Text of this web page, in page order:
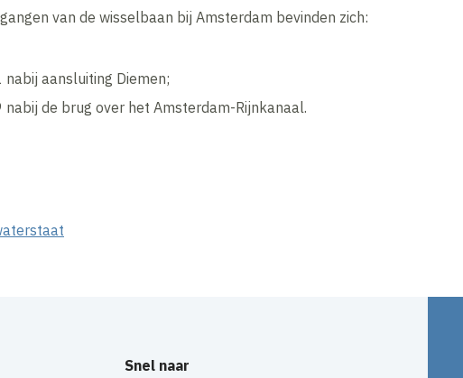
van de wisselbaan bij Amsterdam bevinden zich:
nabij aansluiting Diemen;
nabij de brug over het Amsterdam-Rijnkanaal.
Snel naar